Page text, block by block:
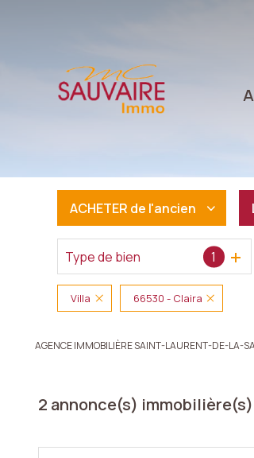
ACHETER de l'ancien
De l'ancien
Type de bien 1
Villa 66530 - Claira
AGENCE IMMOBILIÈRE SAINT-LAURENT-DE-LA-
2 annonce(s)